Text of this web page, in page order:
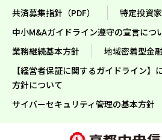
共済募集指針（PDF）
特定投資
中小M&Aガイドライン遵守の宣言につ
業務継続基本方針
地域密着型金
【経営者保証に関するガイドライン】
方針について
サイバーセキュリティ管理の基本方針